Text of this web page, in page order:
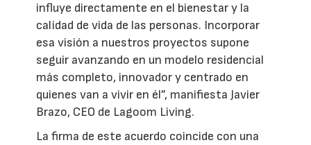
influye directamente en el bienestar y la
calidad de vida de las personas. Incorporar
esa visión a nuestros proyectos supone
seguir avanzando en un modelo residencial
más completo, innovador y centrado en
quienes van a vivir en él”, manifiesta Javier
Brazo, CEO de Lagoom Living.
La firma de este acuerdo coincide con una